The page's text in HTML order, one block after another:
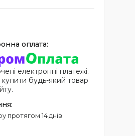
електронні платежі.
будь-який товар
протягом 14 днів